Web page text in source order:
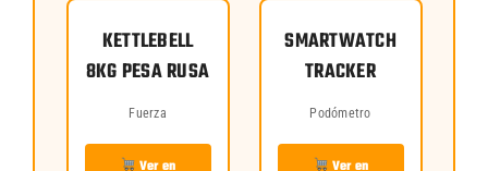
KETTLEBELL
8KG PESA RUSA
Fuerza
Ver en
SMARTWATCH
TRACKER
Podómetro
Ver en